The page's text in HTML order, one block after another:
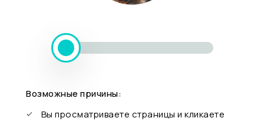
Возможные причины:
Вы просматриваете страницы и кликаете